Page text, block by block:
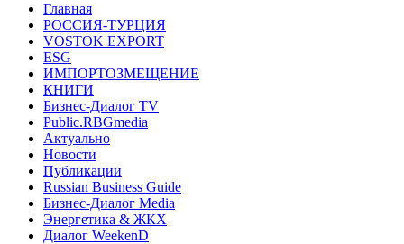
Главная
РОССИЯ-ТУРЦИЯ
VOSTOK EXPORT
ESG
ИМПОРТОЗМЕЩЕНИЕ
КНИГИ
Бизнес-Диалог TV
Public.RBGmedia
Актуально
Новости
Публикации
Russian Business Guide
Бизнес-Диалог Media
Энергетика & ЖКХ
Диалог WeekenD